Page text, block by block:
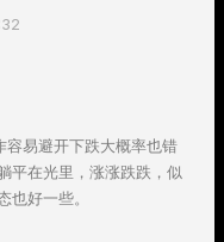
容易避开下跌大概率也错
平在光里，涨涨跌跌，似
也好一些。